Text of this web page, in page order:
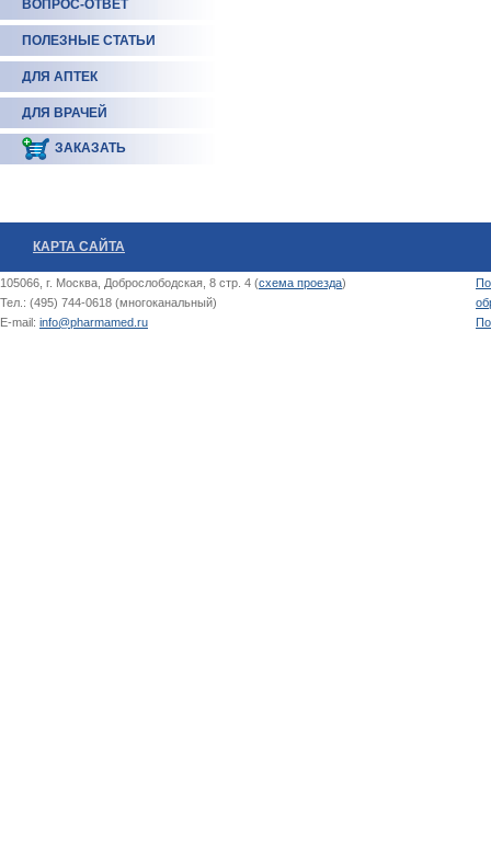
ВОПРОС-ОТВЕТ
ПОЛЕЗНЫЕ СТАТЬИ
ДЛЯ АПТЕК
ДЛЯ ВРАЧЕЙ
ЗАКАЗАТЬ
КАРТА САЙТА
105066, г. Москва, Доброслободская, 8 стр. 4 (схема проезда)
Тел.: (495) 744-0618 (многоканальный)
E-mail: info@pharmamed.ru